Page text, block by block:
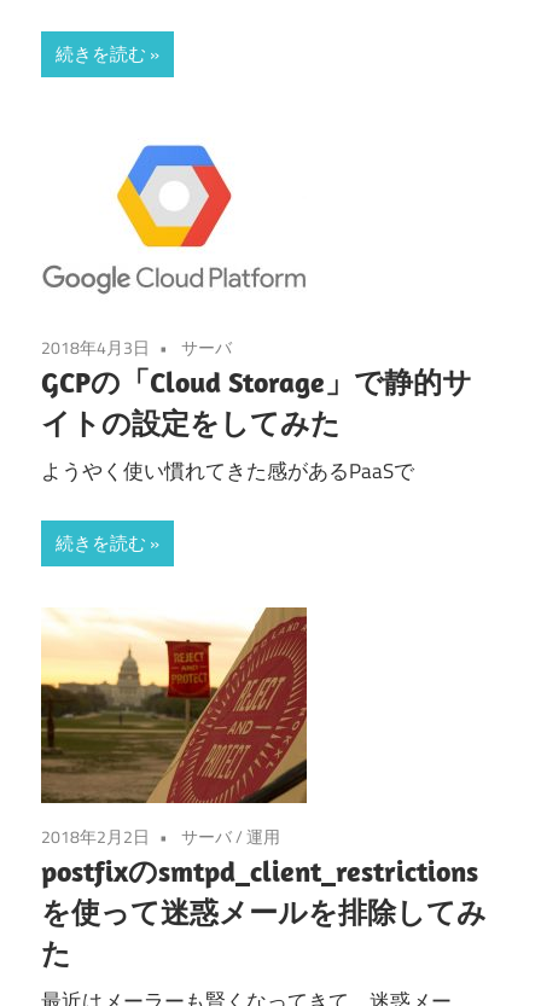
続きを読む
2018年4月3日 サーバ
GCPの「Cloud Storage」で静的サ
イトの設定をしてみた
ようやく使い慣れてきた感があるPaaSで
続きを読む
2018年2月2日 サーバ/運用
postfixのsmtpd_client_restrictions
を使って迷惑メールを排除してみ
た